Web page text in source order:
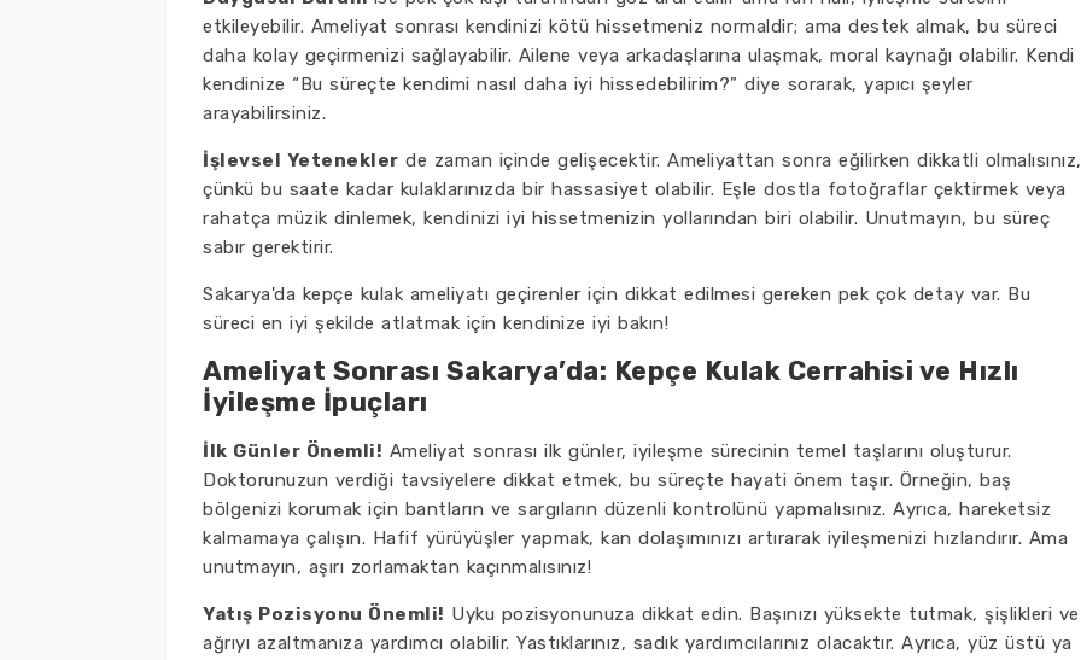
etkileyebilir. Ameliyat sonrası kendinizi kötü hissetmeniz normaldir; ama destek almak, bu süreci
daha kolay geçirmenizi sağlayabilir. Ailene veya arkadaşlarına ulaşmak, moral kaynağı olabilir. Kendi
kendinize “Bu süreçte kendimi nasıl daha iyi hissedebilirim?” diye sorarak, yapıcı şeyler
arayabilirsiniz.
İşlevsel Yetenekler de zaman içinde gelişecektir. Ameliyattan sonra eğilirken dikkatli olmalısınız,
çünkü bu saate kadar kulaklarınızda bir hassasiyet olabilir. Eşle dostla fotoğraflar çektirmek veya
rahatça müzik dinlemek, kendinizi iyi hissetmenizin yollarından biri olabilir. Unutmayın, bu süreç
sabır gerektirir.
Sakarya'da kepçe kulak ameliyatı geçirenler için dikkat edilmesi gereken pek çok detay var. Bu
süreci en iyi şekilde atlatmak için kendinize iyi bakın!
Ameliyat Sonrası Sakarya’da: Kepçe Kulak Cerrahisi ve Hızlı
İyileşme İpuçları
İlk Günler Önemli! Ameliyat sonrası ilk günler, iyileşme sürecinin temel taşlarını oluşturur.
Doktorunuzun verdiği tavsiyelere dikkat etmek, bu süreçte hayati önem taşır. Örneğin, baş
bölgenizi korumak için bantların ve sargıların düzenli kontrolünü yapmalısınız. Ayrıca, hareketsiz
kalmamaya çalışın. Hafif yürüyüşler yapmak, kan dolaşımınızı artırarak iyileşmenizi hızlandırır. Ama
unutmayın, aşırı zorlamaktan kaçınmalısınız!
Yatış Pozisyonu Önemli! Uyku pozisyonunuza dikkat edin. Başınızı yüksekte tutmak, şişlikleri ve
ağrıyı azaltmanıza yardımcı olabilir. Yastıklarınız, sadık yardımcılarınız olacaktır. Ayrıca, yüz üstü ya